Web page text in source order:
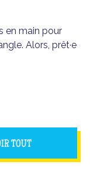
en main pour
Alors, prêt·e
TOUT